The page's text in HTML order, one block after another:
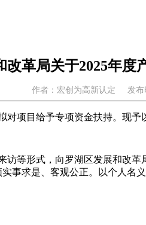
改革局关于2025年
作者：宏创为高新认定 发布
项目给予专项资金扶持。现予
等形式，向罗湖区发展和改
事求是、客观公正。以个人